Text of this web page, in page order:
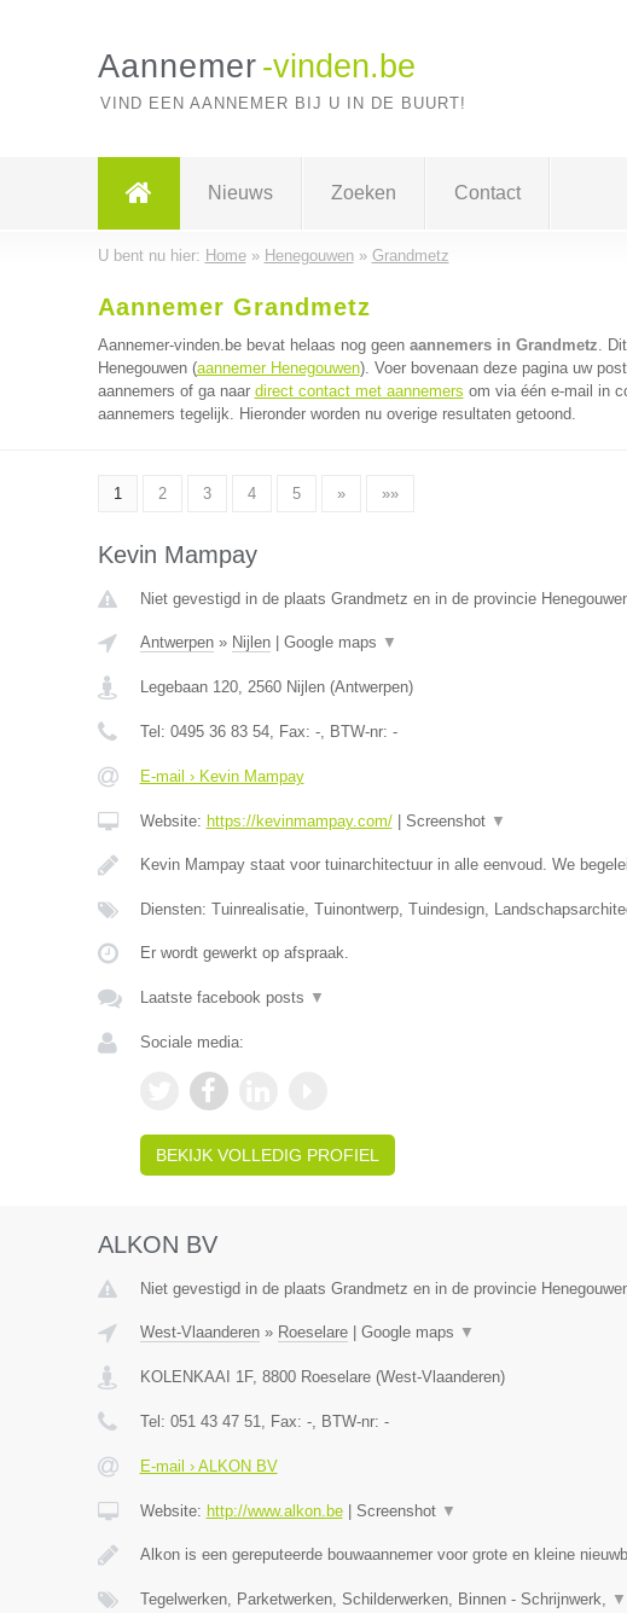
Aannemer -vinden.be
VIND EEN AANNEMER BIJ U IN DE BUURT!
Nieuws Zoeken Contact
U bent nu hier: Home» Henegouwen» Grandmetz
Aannemer Grandmetz
Aannemer-vinden.be bevat helaas nog geen aannemers in Grandmetz.
Henegouwen (aannemer Henegouwen). Voer bovenaan deze pagina uw
aannemers of ga naar direct contact met aannemers om via één e-mail in
aannemers tegelijk. Hieronder worden nu overige resultaten getoond.
1 2 3 4 5 » »»
Kevin Mampay
Niet gevestigd in de plaats Grandmetz en in de provincie
Antwerpen» Nijlen| Google maps ▼
Legebaan 120, 2560 Nijlen(Antwerpen)
Tel: 0495 36 83 54, Fax: -, BTW-nr: -
E-mail › Kevin Mampay
Website: https://kevinmampay.com/| Screenshot ▼
Kevin Mampay staat voor tuinarchitectuur in alle eenvoud. We
Diensten: Tuinrealisatie, Tuinontwerp, Tuindesign,
Er wordt gewerkt op afspraak.
Laatste facebook posts ▼
Sociale media:
BEKIJK VOLLEDIG PROFIEL
ALKON BV
Niet gevestigd in de plaats Grandmetz en in de provincie
West-Vlaanderen» Roeselare| Google maps ▼
KOLENKAAI 1F, 8800 Roeselare(West-Vlaanderen)
Tel: 051 43 47 51, Fax: -, BTW-nr: -
E-mail › ALKON BV
Website: http://www.alkon.be| Screenshot ▼
Alkon is een gereputeerde bouwaannemer voor grote en kleine
Tegelwerken, Parketwerken, Schilderwerken, Binnen - Schrijnwerk, ▼